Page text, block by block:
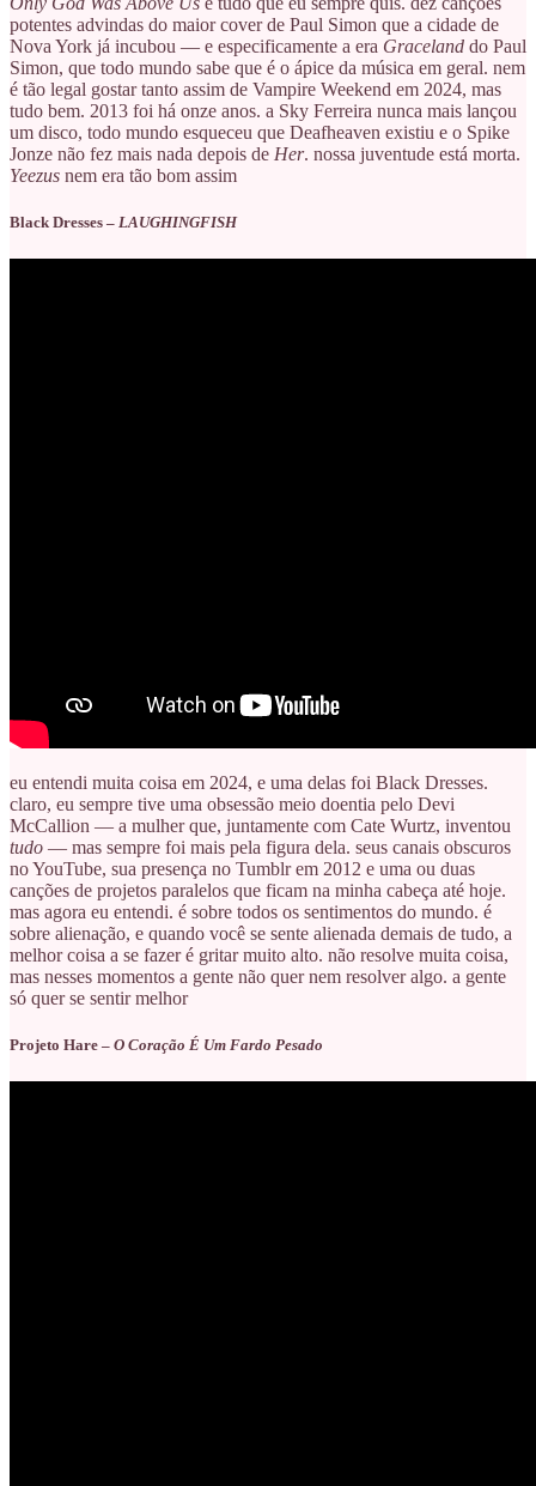
potentes advindas do maior cover de Paul Simon que a cidade de
Nova York já incubou — e especificamente a era Graceland do Paul
Simon, que todo mundo sabe que é o ápice da música em geral. nem
é tão legal gostar tanto assim de Vampire Weekend em 2024, mas
tudo bem. 2013 foi há onze anos. a Sky Ferreira nunca mais lançou
um disco, todo mundo esqueceu que Deafheaven existiu e o Spike
Jonze não fez mais nada depois de Her. nossa juventude está morta.
Yeezus nem era tão bom assim
Black Dresses – LAUGHINGFISH
eu entendi muita coisa em 2024, e uma delas foi Black Dresses.
claro, eu sempre tive uma obsessão meio doentia pelo Devi
McCallion — a mulher que, juntamente com Cate Wurtz, inventou
tudo — mas sempre foi mais pela figura dela. seus canais obscuros
no YouTube, sua presença no Tumblr em 2012 e uma ou duas
canções de projetos paralelos que ficam na minha cabeça até hoje.
mas agora eu entendi. é sobre todos os sentimentos do mundo. é
sobre alienação, e quando você se sente alienada demais de tudo, a
melhor coisa a se fazer é gritar muito alto. não resolve muita coisa,
mas nesses momentos a gente não quer nem resolver algo. a gente
só quer se sentir melhor
Projeto Hare – O Coração É Um Fardo Pesado